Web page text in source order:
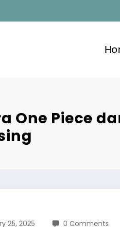
One Piece
25, 2025 0 Comments